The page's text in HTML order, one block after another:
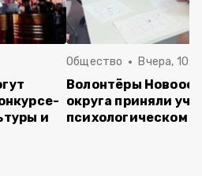
и
Общество Вчера,
Волонтёры
округа приняли
психологическом